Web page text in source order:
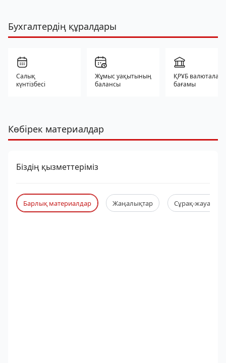
Бухгалтердің құралдары
Салық
күнтізбесі
Жұмыс уақытының
балансы
ҚРҰБ валюталар
бағамы
Көбірек материалдар
Біздің қызметтеріміз
Барлық материалдар Жаңалықтар Сұрақ-жауап